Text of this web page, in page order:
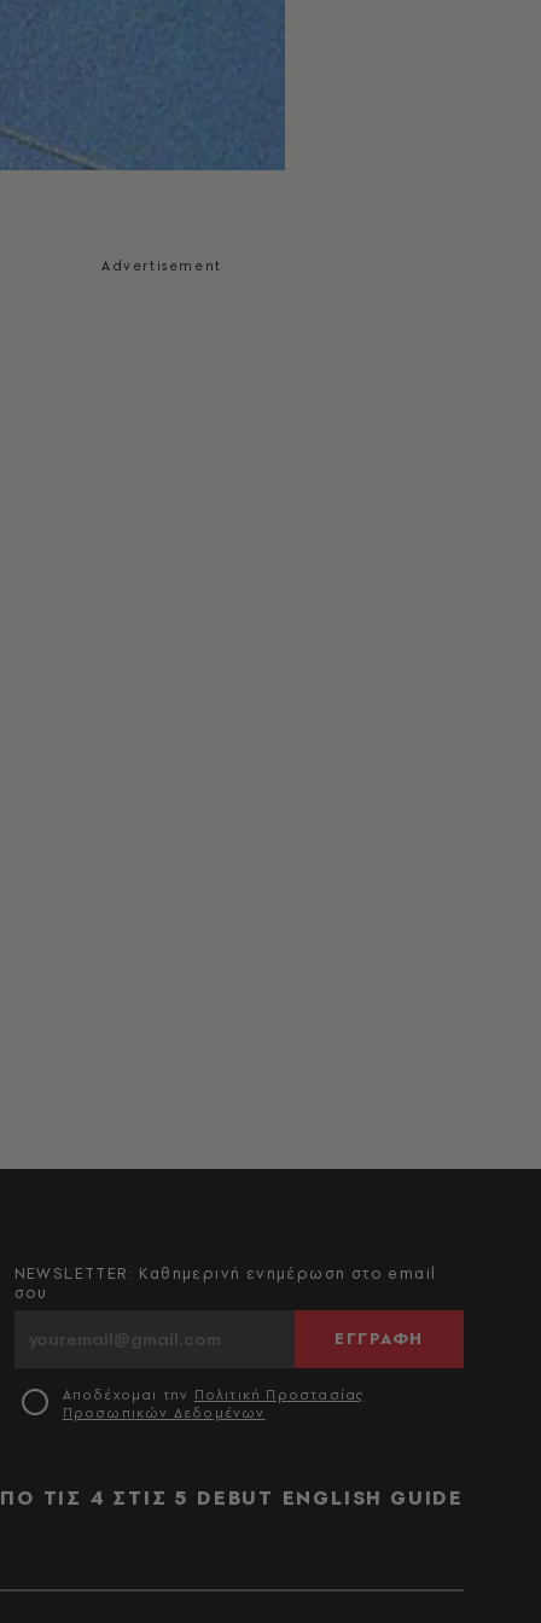
NEWSLETTER: Καθημερινή ενημέρωση στο email
σου
ΕΓΓΡΑΦΗ
Αποδέχομαι την Πολιτική Προστασίας
Προσωπικών Δεδομένων
ΤΙΣ 4 ΣΤΙΣ 5 DEBUT ENGLISH GUIDE